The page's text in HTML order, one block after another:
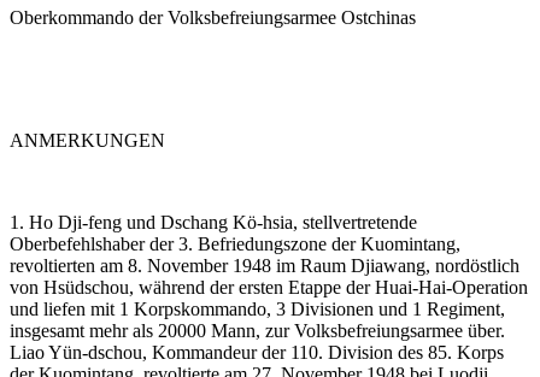
Oberkommando der Volksbefreiungsarmee Ostchinas
ANMERKUNGEN
1. Ho Dji-feng und Dschang Kö-hsia, stellvertretende
Oberbefehlshaber der 3. Befriedungszone der Kuomintang,
revoltierten am 8. November 1948 im Raum Djiawang, nordöstlich
von Hsüdschou, während der ersten Etappe der Huai-Hai-Operation
und liefen mit 1 Korpskommando, 3 Divisionen und 1 Regiment,
insgesamt mehr als 20000 Mann, zur Volksbefreiungsarmee über.
Liao Yün-dschou, Kommandeur der 110. Division des 85. Korps